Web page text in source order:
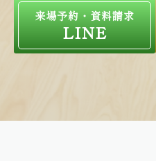
来場予約・資料請求
LINE